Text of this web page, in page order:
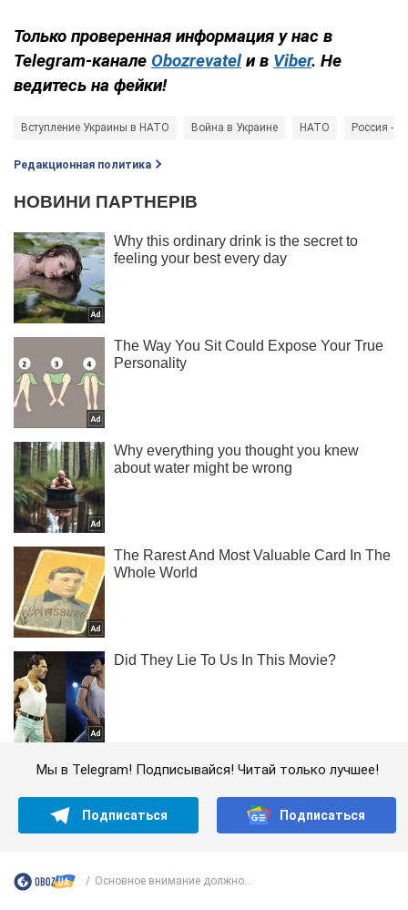
Только проверенная информация у нас в
Telegram-канале Obozrevatel и в Viber. Не
ведитесь на фейки!
Вступление Украины в НАТО Война в Украине НАТО Россия -
Редакционная политика
Мы в Telegram! Подписывайся! Читай только лучшее!
Подписаться Подписаться
Основное внимание должно...